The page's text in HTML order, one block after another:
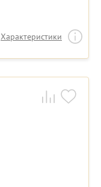
Характеристики